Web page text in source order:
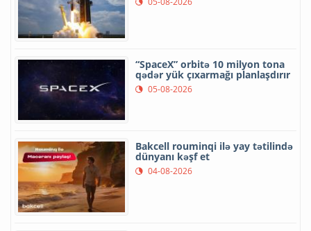
“SpaceX” orbitə 10 milyon tona
qədər yük çıxarmağı planlaşdırır
05-08-2026
Bakcell rouminqi ilə yay tətilində
dünyanı kəşf et
04-08-2026